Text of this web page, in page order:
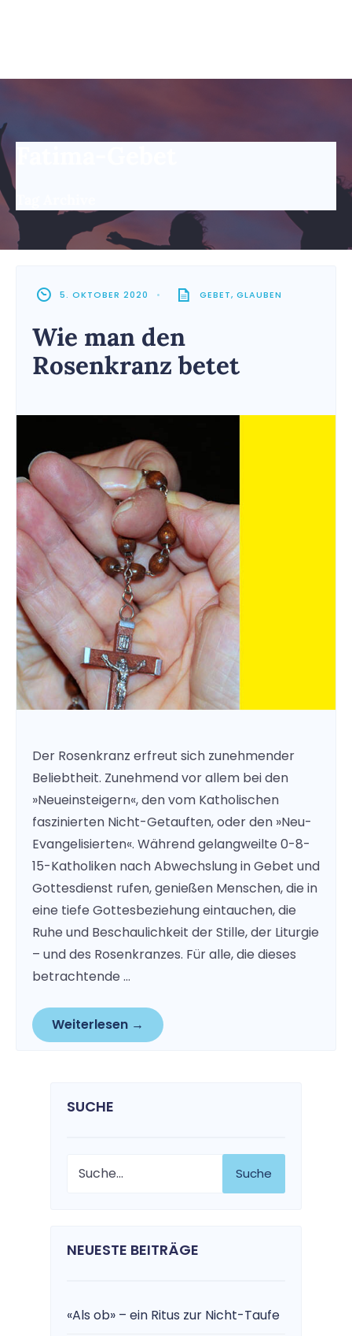
5. OKTOBER 2020 • GEBET, GLAUBEN
Wie man den
Rosenkranz betet
Der Rosenkranz erfreut sich zunehmender
Beliebtheit. Zunehmend vor allem bei den
»Neueinsteigern«, den vom Katholischen
faszinierten Nicht-Getauften, oder den »Neu-
Evangelisierten«. Während gelangweilte 0-8-
15-Katholiken nach Abwechslung in Gebet und
Gottesdienst rufen, genießen Menschen, die in
eine tiefe Gottesbeziehung eintauchen, die
Ruhe und Beschaulichkeit der Stille, der Liturgie
– und des Rosenkranzes. Für alle, die dieses
betrachtende …
Weiterlesen →
SUCHE
Suche
NEUESTE BEITRÄGE
«Als ob» – ein Ritus zur Nicht-Taufe